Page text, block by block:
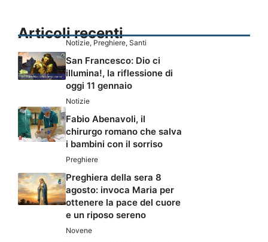
Articoli recenti
Notizie, Preghiere, Santi
San Francesco: Dio ci
illumina!, la riflessione di
oggi 11 gennaio
Notizie
Fabio Abenavoli, il
chirurgo romano che salva
i bambini con il sorriso
Preghiere
Preghiera della sera 8
agosto: invoca Maria per
ottenere la pace del cuore
e un riposo sereno
Novene